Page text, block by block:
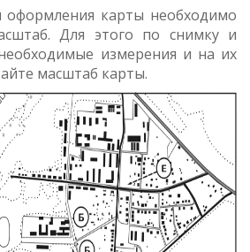
оформления карты необходимо
Для этого по снимку и
измерения и на их
масштаб карты.